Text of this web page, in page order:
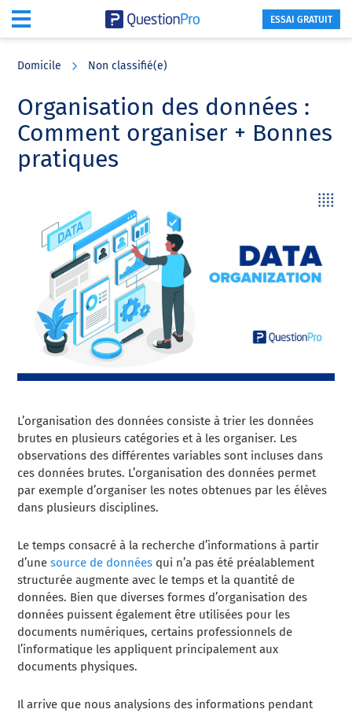
content
sidebar
ESSAI GRATUIT
Domicile Non classifié(e)
Organisation des données :
Comment organiser + Bonnes
pratiques
L’organisation des données consiste à trier les données
brutes en plusieurs catégories et à les organiser. Les
observations des différentes variables sont incluses dans
ces données brutes. L’organisation des données permet
par exemple d’organiser les notes obtenues par les élèves
dans plusieurs disciplines.
Le temps consacré à la recherche d’informations à partir
d’unesource de données qui n’a pas été préalablement
structurée augmente avec le temps et la quantité de
données. Bien que diverses formes d’organisation des
données puissent également être utilisées pour les
documents numériques, certains professionnels de
l’informatique les appliquent principalement aux
documents physiques.
Il arrive que nous analysions des informations pendant